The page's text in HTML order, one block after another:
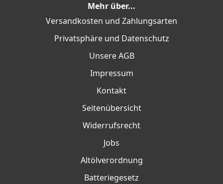
Mehr über...
Versandkosten und Zahlungsarten
Privatsphäre und Datenschutz
Unsere AGB
Impressum
Kontakt
Seitenübersicht
Widerrufsrecht
Jobs
Altölverordnung
Batteriegesetz